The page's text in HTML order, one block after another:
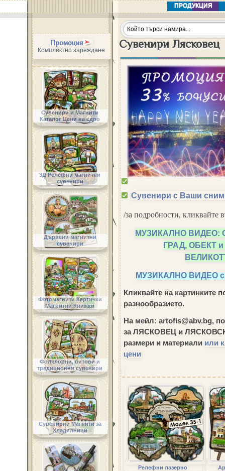
ПРОДУКЦИЯ
Сувенири Лясковец
Сувенири с Ваши
/за подробности, кликвайте
МУЗИКАЛНО ВИДЕО:
ГРАД, ОБЕКТ
МУЗИКАЛНО ВИДЕО
Кликвайте на картинките
разнообразието.
На мейл: artofis@abv.bg,
за ЛЯСКОВЕЦ и
размери и материали или
цени
Релефни лазерно
Промоция
Комплектно зареждане
Сувенири и Магнити
Каталог Цени на едро
3Д Релефни магнитни
сувенири
Дървени магнитни
сувенири
Фотомагнити Картички
Магнитни Книжки
Фолклорни, битови и
традиционни сувенири
Сувенирни Магнити за
Хладилници